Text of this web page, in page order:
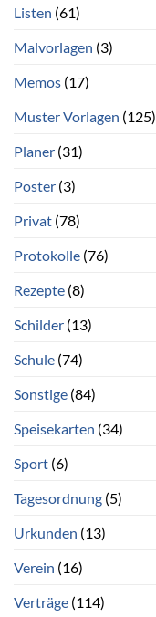
Listen (61)
Malvorlagen (3)
Memos (17)
Muster Vorlagen (125)
Planer (31)
Poster (3)
Privat (78)
Protokolle (76)
Rezepte (8)
Schilder (13)
Schule (74)
Sonstige (84)
Speisekarten (34)
Sport (6)
Tagesordnung (5)
Urkunden (13)
Verein (16)
Verträge (114)